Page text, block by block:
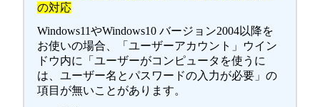
の対応
Windows11やWindows10 バージョン2004以降を
お使いの場合、「ユーザーアカウント」ウイン
ドウ内に「ユーザーがコンピュータを使うに
は、ユーザー名とパスワードの入力が必要」の
項目が無いことがあります。